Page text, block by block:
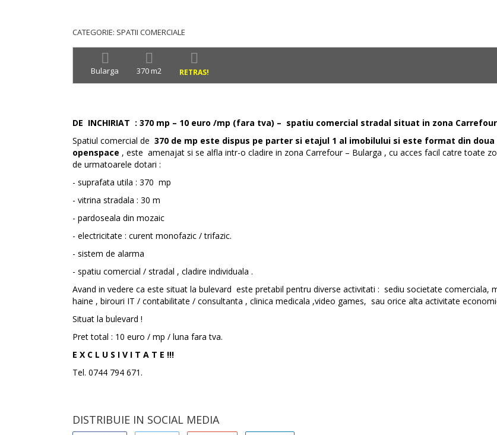
CATEGORIE: SPATII COMERCIALE
Bularga 370 m2 RETRAS!
DE INCHIRIAT : 370 mp – 10 euro /mp (fara tva) – spatiu comercial stradal situat in zona
Spatiul comercial de 370 de mp este dispus pe parter si etajul 1 al imobilului si este format din
openspace , este amenajat si se alfla intr-o cladire in zona Carrefour – Bularga , cu acces facil catre toate
de urmatoarele dotari :
- suprafata utila : 370 mp
- vitrina stradala : 30 m
- pardoseala din mozaic
- electricitate : curent monofazic / trifazic.
- sistem de alarma
- spatiu comercial / stradal , cladire individuala .
Avand in vedere ca este situat la bulevard este pretabil pentru diverse activitati : sediu societate comerciala,
haine , birouri IT / contabilitate / consultanta , clinica medicala ,video games, sau orice alta activitate
Situat la bulevard !
Pret total : 10 euro / mp / luna fara tva.
E X C L U S I V I T A T E !!!
Tel. 0744 794 671.
DISTRIBUIE IN SOCIAL MEDIA